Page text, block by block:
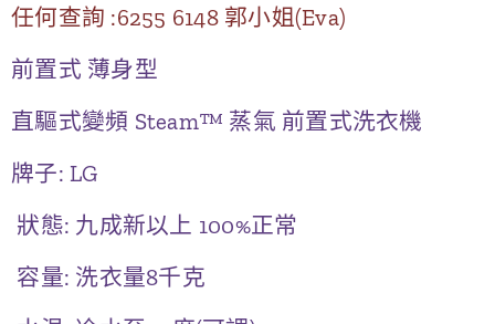
任何查詢 :6255 6148 郭小姐(Eva)
前置式 薄身型
直驅式變頻 Steam™ 蒸氣 前置式洗衣機
牌子: LG
狀態: 九成新以上 100%正常
容量: 洗衣量8千克